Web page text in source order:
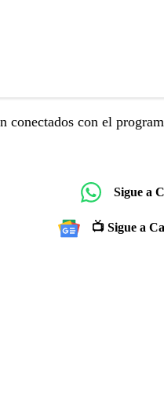
conectados con el
Sigue a
📺 Sigue a